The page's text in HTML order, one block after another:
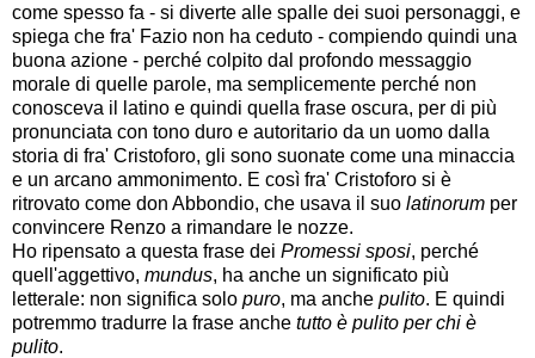
come spesso fa - si diverte alle spalle dei suoi personaggi, e
spiega che fra' Fazio non ha ceduto - compiendo quindi una
buona azione - perché colpito dal profondo messaggio
morale di quelle parole, ma semplicemente perché non
conosceva il latino e quindi quella frase oscura, per di più
pronunciata con tono duro e autoritario da un uomo dalla
storia di fra' Cristoforo, gli sono suonate come una minaccia
e un arcano ammonimento. E così fra' Cristoforo si è
ritrovato come don Abbondio, che usava il suo latinorum per
convincere Renzo a rimandare le nozze.
Ho ripensato a questa frase dei Promessi sposi, perché
quell'aggettivo, mundus, ha anche un significato più
letterale: non significa solo puro, ma anche pulito. E quindi
potremmo tradurre la frase anche tutto è pulito per chi è
pulito.